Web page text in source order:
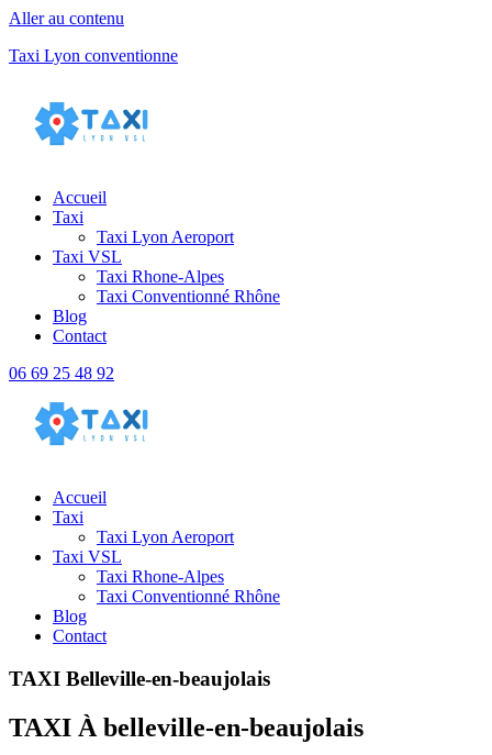
Aller au contenu
Taxi Lyon conventionne
Accueil
Taxi
Taxi Lyon Aeroport
Taxi VSL
Taxi Rhone-Alpes
Taxi Conventionné Rhône
Blog
Contact
06 69 25 48 92
Accueil
Taxi
Taxi Lyon Aeroport
Taxi VSL
Taxi Rhone-Alpes
Taxi Conventionné Rhône
Blog
Contact
TAXI Belleville-en-beaujolais
TAXI À belleville-en-beaujolais